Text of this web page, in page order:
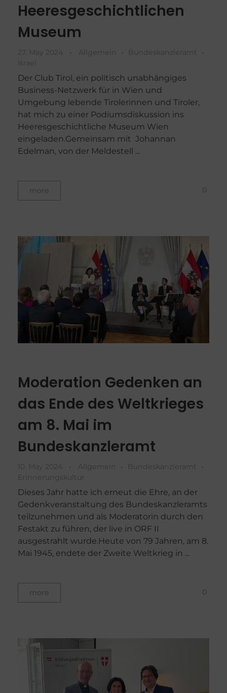
Heeresgeschichtlichen
Museum
27. May 2024 Allgemein
Bundeskanzleramt
Israel
Der Club Tirol, ein politisch unabhängiges
Business-Netzwerk für in Wien und
Umgebung lebende Tirolerinnen und Tiroler,
hat mich zu einer Podiumsdiskussion ins
Heeresgeschichtliche Museum Wien
eingeladen.Gemeinsam mit Johannan
Edelman, von der Meldestell ...
more 0
Moderation Gedenken an
das Ende des Weltkrieges
am 8. Mai im
Bundeskanzleramt
10. May 2024 Allgemein
Bundeskanzleramt
Erinnerungskultur
Dieses Jahr hatte ich erneut die Ehre, an der
Gedenkveranstaltung des Bundeskanzleramts
teilzunehmen und als Moderatorin durch den
Festakt zu führen, der live in ORF II
ausgestrahlt wurde.Heute von 79 Jahren, am 8.
Mai 1945, endete der Zweite Weltkrieg in ...
more 0